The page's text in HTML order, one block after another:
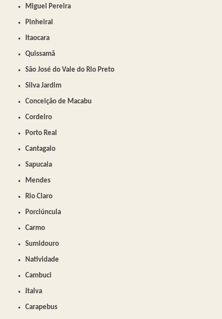
Miguel Pereira
Pinheiral
Itaocara
Quissamã
São José do Vale do Rio Preto
Silva Jardim
Conceição de Macabu
Cordeiro
Porto Real
Cantagalo
Sapucaia
Mendes
Rio Claro
Porciúncula
Carmo
Sumidouro
Natividade
Cambuci
Italva
Carapebus